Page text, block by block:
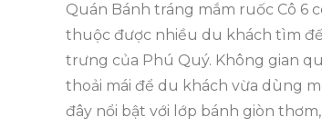
Quán Bánh tráng mắm ruốc Cô 6
thuộc được nhiều du khách tìm
trưng của Phú Quý. Không gian
thoải mái để du khách vừa dùng
đây nổi bật với lớp bánh giòn